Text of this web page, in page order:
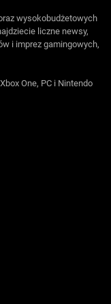
wysokobudżetowych
liczne newsy,
i imprez gamingowych,
One, PC i Nintendo